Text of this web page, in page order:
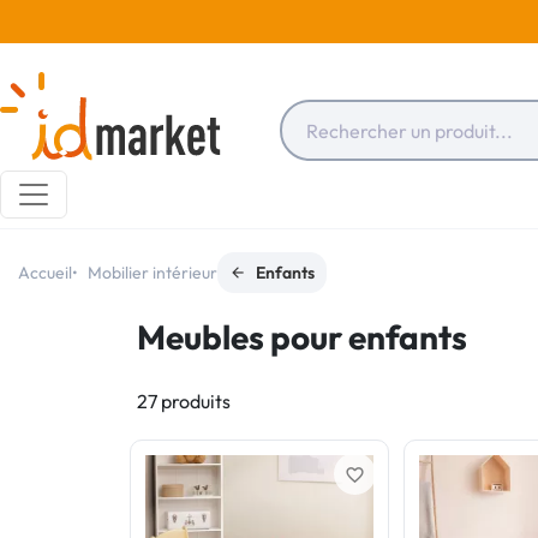
Accueil Mobilier intérieur Enfants
Meubles pour enfants
27 produits
favorite_border